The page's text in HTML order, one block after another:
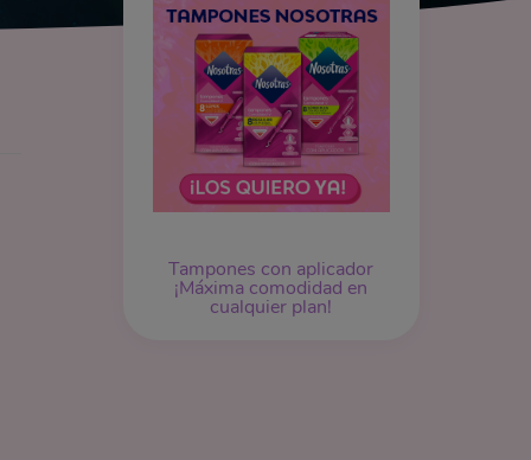
Tampones con aplicador
¡Máxima comodidad en
cualquier plan!